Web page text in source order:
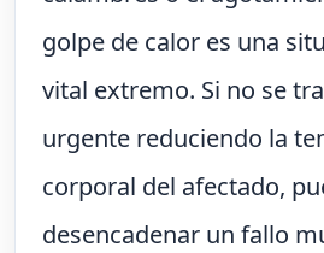
golpe de calor es una
vital extremo. Si no se
urgente reduciendo la
corporal del afectado,
desencadenar un fallo